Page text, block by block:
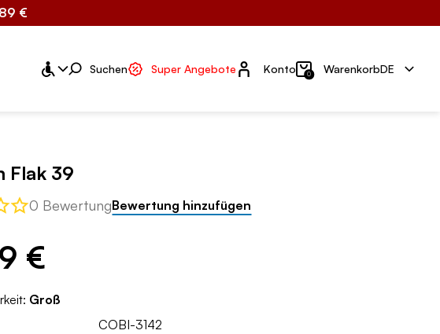
€
Suchen Super Angebote Konto
Konto 0 WarenkorbDE
Flak 39
0 BewertungBewertung hinzufügen
€
Groß
COBI-3142